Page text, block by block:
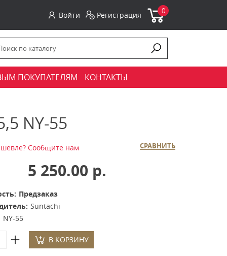
Войти Регистрация 0
ПОКУПАТЕЛЯМ КОНТАКТЫ
NY-55
СРАВНИТЬ
Сообщите нам
5 250.00 р.
Предзаказ
Suntachi
NY-55
В КОРЗИНУ